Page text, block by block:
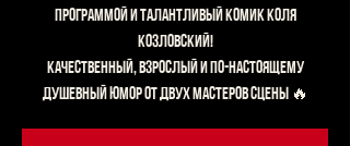
программой и талантливый комик Коля
Козловский!
Качественный, взрослый и по-настоящему
душевный юмор от двух мастеров сцены 🔥